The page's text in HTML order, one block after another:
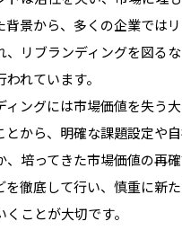
背景から、多くの企業では
、リブランディングを図る
れています。
ィングには市場価値を失う
とから、明確な課題設定や
、培ってきた市場価値の再
を徹底して行い、慎重に新
ことが大切です。